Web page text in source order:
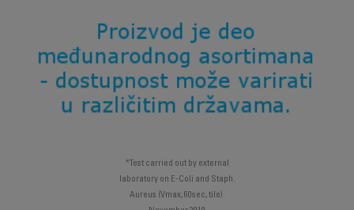
*Test carried out by external
laboratory on E-Coli and Staph.
Aureus (Vmax, 60sec, tile).